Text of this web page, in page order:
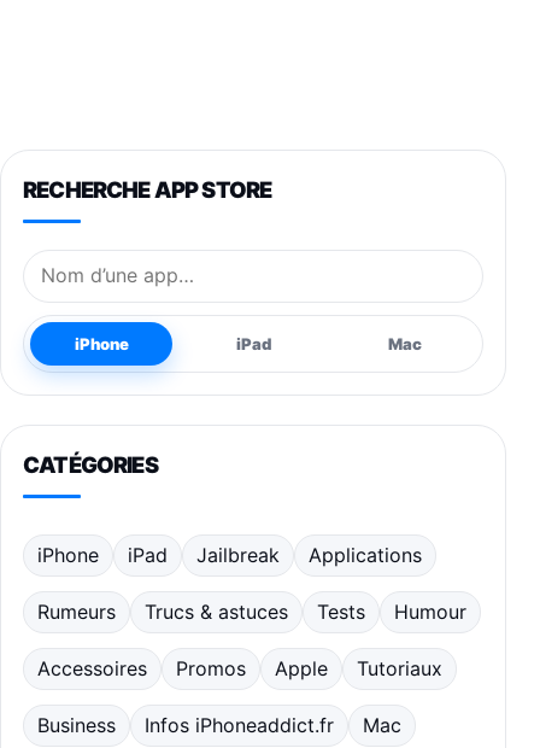
RECHERCHE APP STORE
Nom de l’application
iPhone iPad Mac
CATÉGORIES
iPhone iPad Jailbreak Applications
Rumeurs Trucs & astuces Tests Humour
Accessoires Promos Apple Tutoriaux
Business Infos iPhoneaddict.fr Mac